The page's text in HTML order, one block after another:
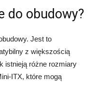
do obudowy?
Jest to
z większością
istnieją różne rozmiary
ITX, które mogą